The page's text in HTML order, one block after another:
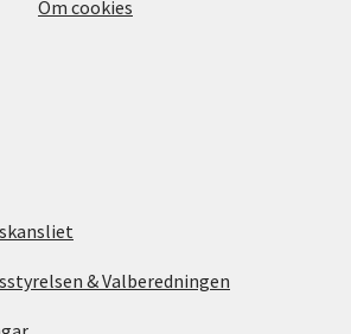
Om cookies
& Valberedningen